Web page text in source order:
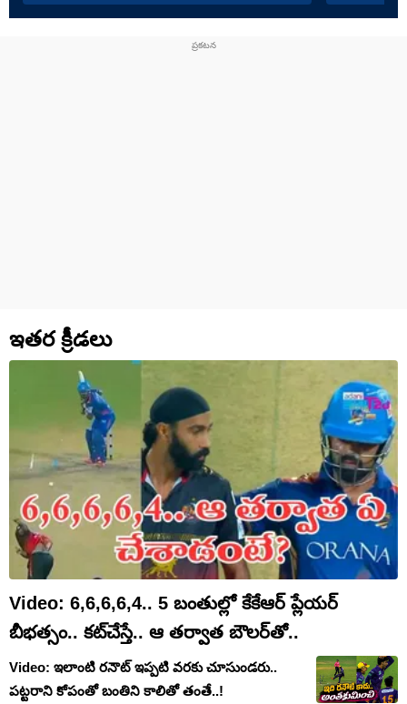
బాస్‌గా
ఇతర క్రీడలు
Video: 6,6,6,6,4.. 5 బంతుల్లో కేకేఆర్ ప్లేయర్
బీభత్సం.. కట్‌చేస్తే.. ఆ తర్వాత బౌలర్‌తో..
Video: ఇలాంటి రనౌట్ ఇప్పటి వరకు చూసుండరు..
పట్టరాని కోపంతో బంతిని కాలితో తంతే..!